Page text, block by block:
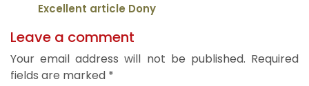
Excellent article Dony
Leave a comment
Your email address will not be published. Required
fields are marked *